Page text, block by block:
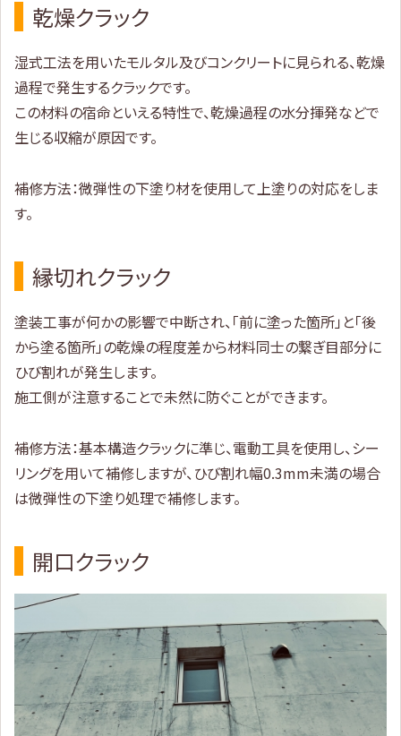
乾燥クラック
湿式工法を用いたモルタル及びコンクリートに見られる、乾燥
過程で発生するクラックです。
この材料の宿命といえる特性で、乾燥過程の水分揮発などで
生じる収縮が原因です。
補修方法：微弾性の下塗り材を使用して上塗りの対応をしま
す。
縁切れクラック
塗装工事が何かの影響で中断され、「前に塗った箇所」と「後
から塗る箇所」の乾燥の程度差から材料同士の繋ぎ目部分に
ひび割れが発生します。
施工側が注意することで未然に防ぐことができます。
補修方法：基本構造クラックに準じ、電動工具を使用し、シー
リングを用いて補修しますが、ひび割れ幅0.3mm未満の場合
は微弾性の下塗り処理で補修します。
開口クラック